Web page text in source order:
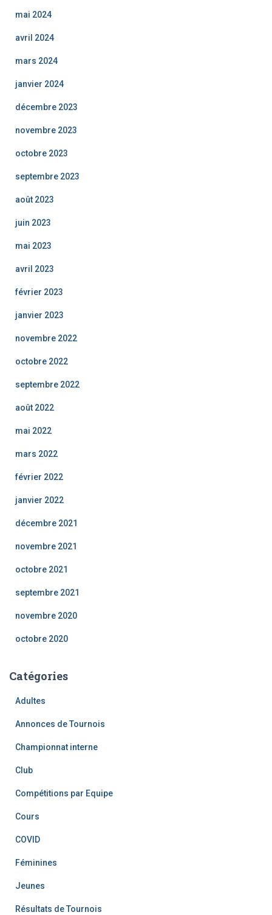
mai 2024
avril 2024
mars 2024
janvier 2024
décembre 2023
novembre 2023
octobre 2023
septembre 2023
août 2023
juin 2023
mai 2023
avril 2023
février 2023
janvier 2023
novembre 2022
octobre 2022
septembre 2022
août 2022
mai 2022
mars 2022
février 2022
janvier 2022
décembre 2021
novembre 2021
octobre 2021
septembre 2021
novembre 2020
octobre 2020
Catégories
Adultes
Annonces de Tournois
Championnat interne
Club
Compétitions par Equipe
Cours
COVID
Féminines
Jeunes
Résultats de Tournois